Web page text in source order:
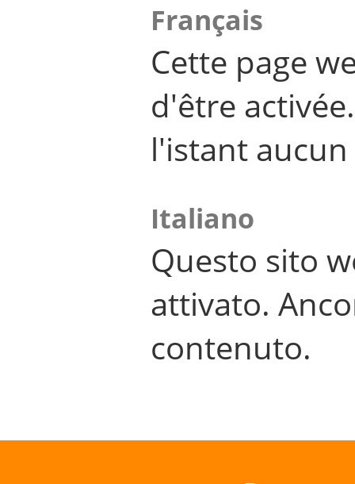
Français
Cette page
d'être
l'istant
Italiano
Questo sito
attivato.
contenuto.